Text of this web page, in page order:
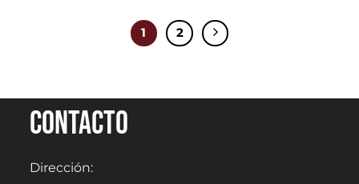
1 2
Contacto
Dirección: